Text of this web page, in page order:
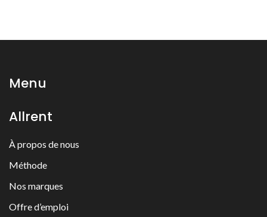
Menu
Allrent
À propos de nous
Méthode
Nos marques
Offre d’emploi